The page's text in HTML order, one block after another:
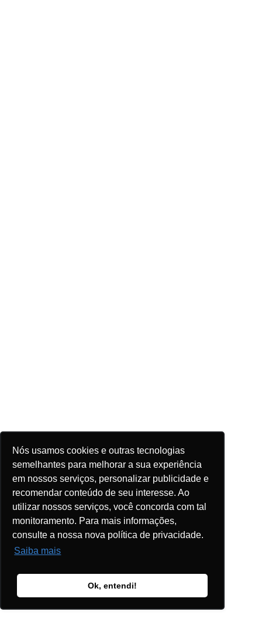
Nós usamos cookies e outras tecnologias
semelhantes para melhorar a sua experiência
em nossos serviços, personalizar publicidade e
recomendar conteúdo de seu interesse. Ao
utilizar nossos serviços, você concorda com tal
monitoramento. Para mais informações,
consulte a nossa nova política de privacidade.
Saiba mais
Ok, entendi!